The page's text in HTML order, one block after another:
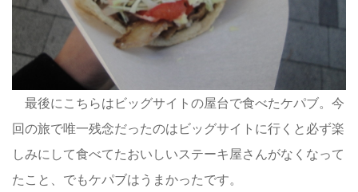
最後にこちらはビッグサイトの屋台で食べたケパブ。今
回の旅で唯一残念だったのはビッグサイトに行くと必ず楽
しみにして食べてたおいしいステーキ屋さんがなくなって
たこと、でもケパブはうまかったです。